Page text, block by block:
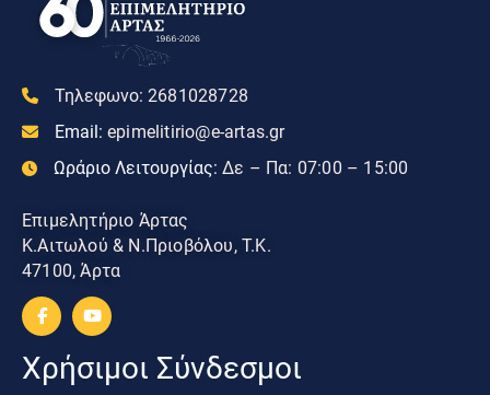
Τηλεφωνο: 2681028728
Email: epimelitirio@e-artas.gr
Ωράριο Λειτουργίας: Δε – Πα: 07:00 – 15:00
Επιμελητήριο Άρτας
Κ.Αιτωλού & Ν.Πριοβόλου, Τ.Κ.
47100, Άρτα
Χρήσιμοι Σύνδεσμοι